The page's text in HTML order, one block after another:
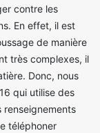
contre les
En effet, il est
de manière
très complexes, il
Donc, nous
qui utilise des
renseignements
téléphoner